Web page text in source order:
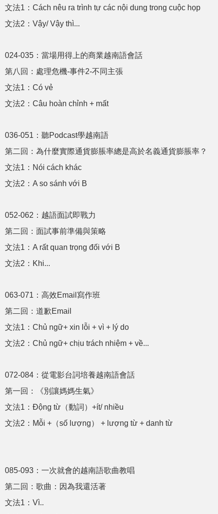
文法1：Cách nêu ra trình tự các nội dung trong cuộc họp
文法2：Vậy/ Vậy thì...
024-035：當場用得上的商業越南語會話
第八回：處理危機-事件2-不同主張
文法1：Có vẻ
文法2：Câu hoàn chỉnh + mất
036-051：聽Podcast學越南語
第二回：為什麼實際通貨膨脹率總是高於名義通貨膨脹率？
文法1：Nói cách khác
文法2：A so sánh với B
052-062：越語面試即戰力
第二回：面試事前準備與策略
文法1：A rất quan trọng đối với B
文法2：Khi...
063-071：高效Email寫作班
第二回：道歉Email
文法1：Chủ ngữ+ xin lỗi + vì + lý do
文法2：Chủ ngữ+ chịu trách nhiệm + về...
072-084：從電影台詞培養越南語會話
第一回：《別讓媽媽生氣》
文法1：Động từ（動詞）+ít/ nhiều
文法2：Mỗi +（số lượng） + lượng từ + danh từ
085-093：一次就會的越南語歌曲教唱
第二回：歌曲：因為我還活著
文法1：Vì..